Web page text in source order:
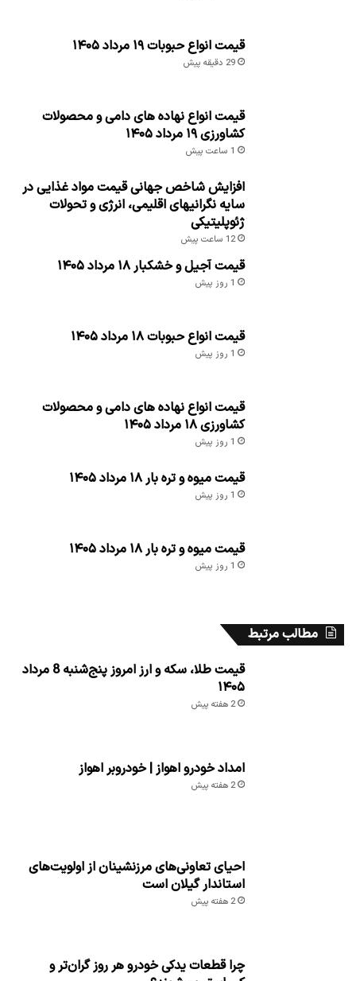
قیمت انواع حبوبات ۱۹ مرداد ۱۴۰۵
29 دقیقه پیش
قیمت انواع نهاده های دامی و محصولات
کشاورزی ۱۹ مرداد ۱۴۰۵
1 ساعت پیش
افزایش شاخص جهانی قیمت مواد غذایی در
سایه نگرانیهای اقلیمی، انرژی و تحولات
ژئوپلیتیکی
12 ساعت پیش
قیمت آجیل و خشکبار ۱۸ مرداد ۱۴۰۵
1 روز پیش
قیمت انواع حبوبات ۱۸ مرداد ۱۴۰۵
1 روز پیش
قیمت انواع نهاده های دامی و محصولات
کشاورزی ۱۸ مرداد ۱۴۰۵
1 روز پیش
قیمت میوه و تره بار ۱۸ مرداد ۱۴۰۵
1 روز پیش
قیمت میوه و تره بار ۱۸ مرداد ۱۴۰۵
1 روز پیش
مطالب مرتبط
قیمت طلا، سکه و ارز امروز پنج‌شنبه 8 مرداد
۱۴۰۵
2 هفته پیش
امداد خودرو اهواز | خودروبر اهواز
2 هفته پیش
احیای تعاونی‌های مرزنشینان از اولویت‌های
استاندار گیلان است
2 هفته پیش
چرا قطعات یدکی خودرو هر روز گران‌تر و